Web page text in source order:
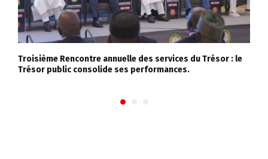
Troisième Rencontre annuelle des services du Trésor : le
Trésor public consolide ses performances.